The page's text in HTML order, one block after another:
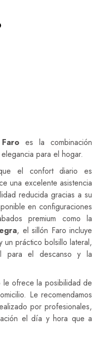
es la combinación
para el hogar.
el confort diario es
una excelente asistencia
reducida gracias a su
en configuraciones
premium como la
, el sillón Faro incluye
un práctico bolsillo lateral,
para el descanso y la
le ofrece la posibilidad de
Le recomendamos
por profesionales,
el día y hora que a